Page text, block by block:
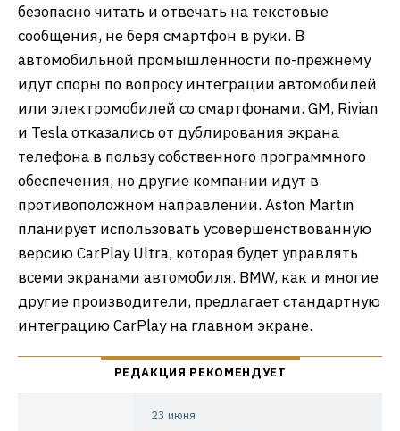
безопасно читать и отвечать на текстовые
сообщения, не беря смартфон в руки. В
автомобильной промышленности по-прежнему
идут споры по вопросу интеграции автомобилей
или электромобилей со смартфонами. GM, Rivian
и Tesla отказались от дублирования экрана
телефона в пользу собственного программного
обеспечения, но другие компании идут в
противоположном направлении. Aston Martin
планирует использовать усовершенствованную
версию CarPlay Ultra, которая будет управлять
всеми экранами автомобиля. BMW, как и многие
другие производители, предлагает стандартную
интеграцию CarPlay на главном экране.
23 июня